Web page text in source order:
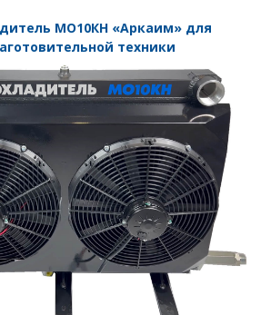
МО10КН «Аркаим» для
техники